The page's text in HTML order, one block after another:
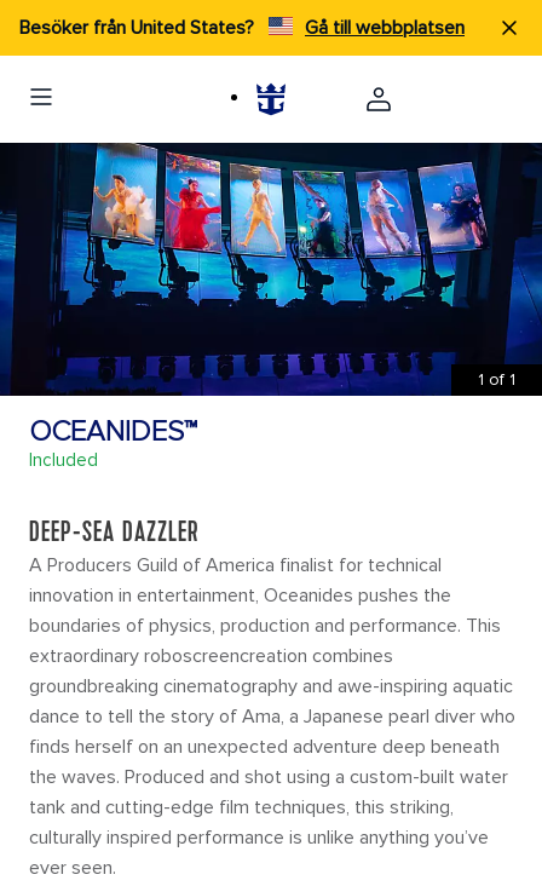
Besöker från United States? Gå till webbplatsen
1 of 1
OCEANIDES™
Included
DEEP-SEA DAZZLER
A Producers Guild of America finalist for technical
innovation in entertainment, Oceanides pushes the
boundaries of physics, production and performance. This
extraordinary roboscreencreation combines
groundbreaking cinematography and awe-inspiring aquatic
dance to tell the story of Ama, a Japanese pearl diver who
finds herself on an unexpected adventure deep beneath
the waves. Produced and shot using a custom-built water
tank and cutting-edge film techniques, this striking,
culturally inspired performance is unlike anything you’ve
ever seen.